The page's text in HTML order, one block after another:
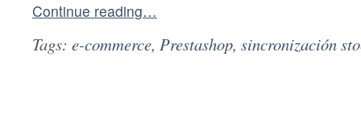
Continue reading…
Tags: e-commerce, Prestashop, sincronización